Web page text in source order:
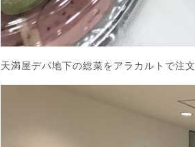
天満屋デパ地下の総菜をアラカルトで注文